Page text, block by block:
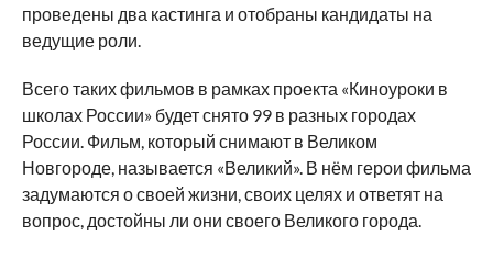
проведены два кастинга и отобраны кандидаты на
ведущие роли.
Всего таких фильмов в рамках проекта «Киноуроки в
школах России» будет снято 99 в разных городах
России. Фильм, который снимают в Великом
Новгороде, называется «Великий». В нём герои фильма
задумаются о своей жизни, своих целях и ответят на
вопрос, достойны ли они своего Великого города.